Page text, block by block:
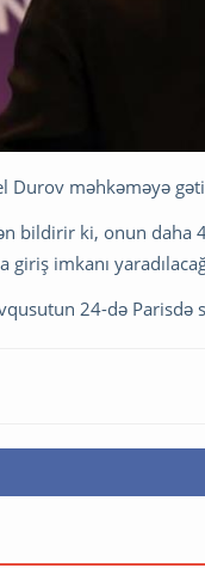
Durov məhkəməyə
bildirir ki, onun daha
imkanı
24-də Parisdə